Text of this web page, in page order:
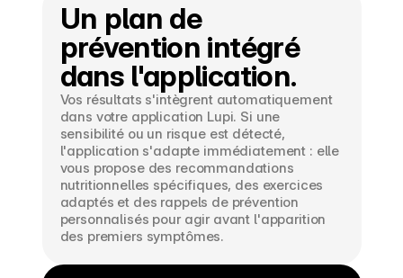
Un plan de
prévention intégré
dans l'application.
Vos résultats s'intègrent automatiquement
dans votre application Lupi. Si une
sensibilité ou un risque est détecté,
l'application s'adapte immédiatement : elle
vous propose des recommandations
nutritionnelles spécifiques, des exercices
adaptés et des rappels de prévention
personnalisés pour agir avant l'apparition
des premiers symptômes.